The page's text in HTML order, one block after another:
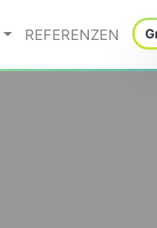
REFERENZEN